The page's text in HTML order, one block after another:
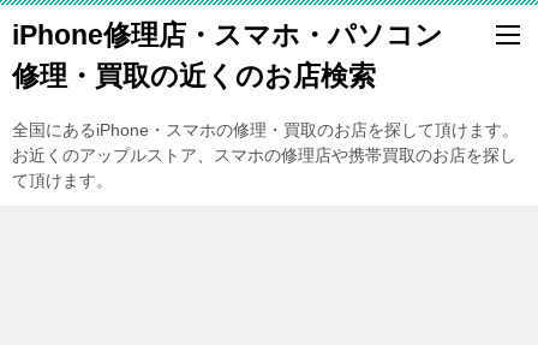
iPhone修理店・スマホ・パソコン
修理・買取の近くのお店検索
全国にあるiPhone・スマホの修理・買取のお店を探して頂けます。
お近くのアップルストア、スマホの修理店や携帯買取のお店を探し
て頂けます。